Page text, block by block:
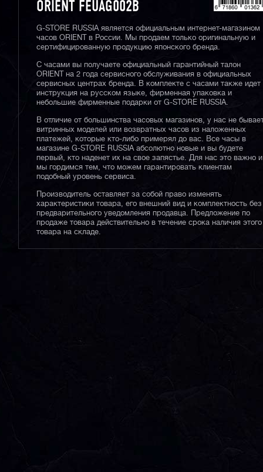
ORIENT FEUAG002B
G-STORE RUSSIA является официальным интернет-магазином
часов ORIENT в России. Мы продаем только оригинальную и
сертифицированную продукцию японского бренда.
С часами вы получаете официальный гарантийный талон
ORIENT на 2 года сервисного обслуживания в официальных
сервисных центрах бренда. В комплекте с часами также идет
инструкция на русском языке, фирменная упаковка и
небольшие фирменные подарки от G-STORE RUSSIA.
В отличие от большинства часовых магазинов, у нас не
витринных моделей или возвратных часов из наложенных
платежей, которые кто-либо примерял до вас. Все часы в
магазине G-STORE RUSSIA абсолютно новые и вы будете
первый, кто наденет их на свое запястье. Для нас это важно и
мы гордимся тем, что можем гарантировать клиентам
подобный уровень сервиса.
Производитель оставляет за собой право изменять
характеристики товара, его внешний вид и комплектность без
предварительного уведомления продавца. Предложение по
продаже товара действительно в течение срока наличия этого
товара на складе.